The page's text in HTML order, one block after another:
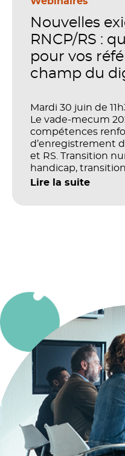
investissements
productivité et la
Nouvelles
RNCP/RS :
pour vos
champ du
Mardi 30 juin de
Le vade-mecum
compétences
d’enregistrement
et RS. Transition
handicap,
impacts concrets
Lire la suite